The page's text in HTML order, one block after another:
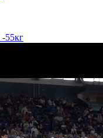
-55кг